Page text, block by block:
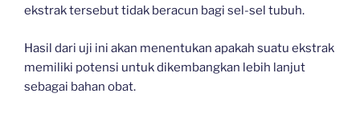
ekstrak tersebut tidak beracun bagi sel-sel tubuh.
Hasil dari uji ini akan menentukan apakah suatu ekstrak
memiliki potensi untuk dikembangkan lebih lanjut
sebagai bahan obat.